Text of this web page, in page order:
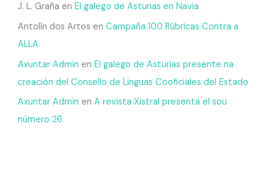
J. L. Graña en El galego de Asturias en Navia
Antolín dos Artos en Campaña 100 Rúbricas Contra a
ALLA
Axuntar Admin en El galego de Asturias presente na
creación del Consello de Linguas Cooficiales del Estado
Axuntar Admin en A revista Xistral presenta el sou
número 26